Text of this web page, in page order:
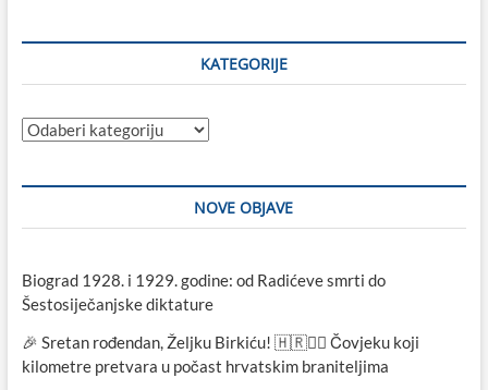
KATEGORIJE
Kategorije
NOVE OBJAVE
Biograd 1928. i 1929. godine: od Radićeve smrti do
Šestosiječanjske diktature
🎉 Sretan rođendan, Željku Birkiću! 🇭🇷🏃‍♂️ Čovjeku koji
kilometre pretvara u počast hrvatskim braniteljima